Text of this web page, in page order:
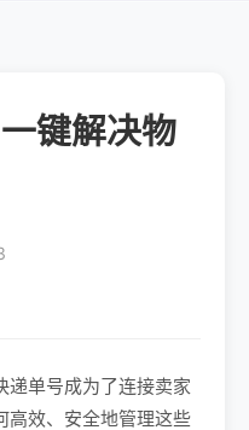
键解决物
递单号成为了连接卖家
高效、安全地管理这些